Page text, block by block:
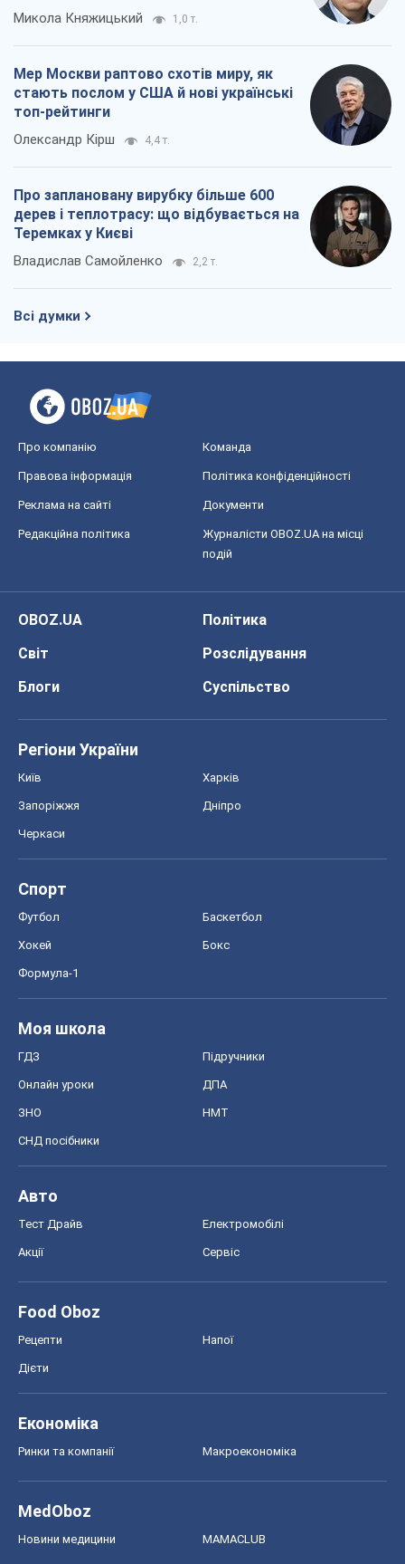
Микола Княжицький 1,0 т.
Мер Москви раптово схотів миру, як
стають послом у США й нові українські
топ-рейтинги
Олександр Кірш 4,4 т.
Про заплановану вирубку більше 600
дерев і теплотрасу: що відбувається на
Теремках у Києві
Владислав Самойленко 2,2 т.
Всі думки
Про компанію Команда
Правова інформація Політика конфіденційності
Реклама на сайті Документи
Редакційна політика
Журналісти OBOZ.UA на місці
подій
OBOZ.UA
Політика
Світ
Розслідування
Блоги
Суспільство
Регіони України
Київ Харків
Запоріжжя Дніпро
Черкаси
Спорт
Футбол Баскетбол
Хокей Бокс
Формула-1
Моя школа
ГДЗ Підручники
Онлайн уроки ДПА
ЗНО НМТ
СНД посібники
Авто
Тест Драйв Електромобілі
Акції Сервіс
Food Oboz
Рецепти Напої
Дієти
Економіка
Ринки та компанії Макроекономіка
MedOboz
Новини медицини MAMACLUB